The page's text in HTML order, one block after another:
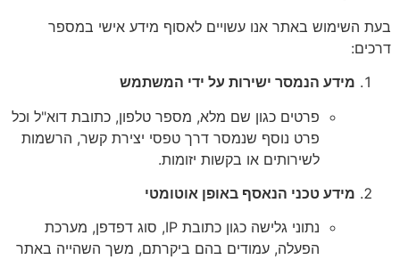
בעת השימוש באתר אנו עשויים לאסוף מידע אישי במספר
דרכים:
מידע הנמסר ישירות על ידי המשתמש
פרטים כגון שם מלא, מספר טלפון, כתובת דוא"ל וכל
פרט נוסף שנמסר דרך טפסי יצירת קשר, הרשמות
לשירותים או בקשות יזומות.
מידע טכני הנאסף באופן אוטומטי
נתוני גלישה כגון כתובת IP, סוג דפדפן, מערכת
הפעלה, עמודים בהם ביקרתם, משך השהייה באתר